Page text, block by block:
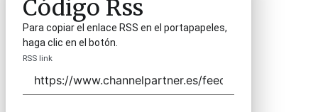
Código Rss
Para copiar el enlace RSS en el portapapeles,
haga clic en el botón.
RSS link